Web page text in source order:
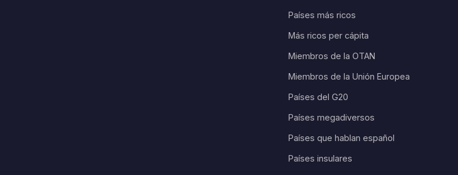
Países más ricos
Más ricos per cápita
Miembros de la OTAN
Miembros de la Unión Europea
Países del G20
Países megadiversos
Países que hablan español
Países insulares